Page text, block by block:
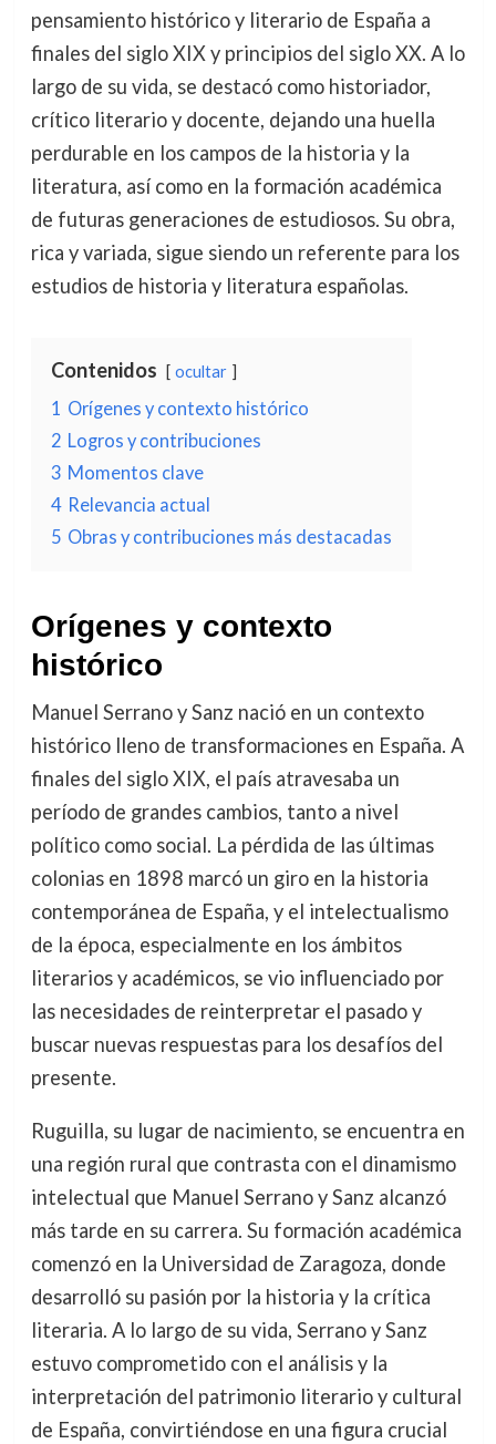
pensamiento histórico y literario de España a
finales del siglo XIX y principios del siglo XX. A lo
largo de su vida, se destacó como historiador,
crítico literario y docente, dejando una huella
perdurable en los campos de la historia y la
literatura, así como en la formación académica
de futuras generaciones de estudiosos. Su obra,
rica y variada, sigue siendo un referente para los
estudios de historia y literatura españolas.
Contenidos ocultar
1 Orígenes y contexto histórico
2 Logros y contribuciones
3 Momentos clave
4 Relevancia actual
5 Obras y contribuciones más destacadas
Orígenes y contexto
histórico
Manuel Serrano y Sanz nació en un contexto
histórico lleno de transformaciones en España. A
finales del siglo XIX, el país atravesaba un
período de grandes cambios, tanto a nivel
político como social. La pérdida de las últimas
colonias en 1898 marcó un giro en la historia
contemporánea de España, y el intelectualismo
de la época, especialmente en los ámbitos
literarios y académicos, se vio influenciado por
las necesidades de reinterpretar el pasado y
buscar nuevas respuestas para los desafíos del
presente.
Ruguilla, su lugar de nacimiento, se encuentra en
una región rural que contrasta con el dinamismo
intelectual que Manuel Serrano y Sanz alcanzó
más tarde en su carrera. Su formación académica
comenzó en la Universidad de Zaragoza, donde
desarrolló su pasión por la historia y la crítica
literaria. A lo largo de su vida, Serrano y Sanz
estuvo comprometido con el análisis y la
interpretación del patrimonio literario y cultural
de España, convirtiéndose en una figura crucial